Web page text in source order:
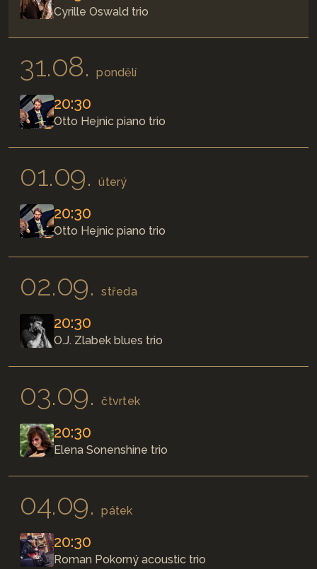
Cyrille Oswald trio
31.08.pondělí
20:30
Otto Hejnic piano trio
01.09.úterý
20:30
Otto Hejnic piano trio
02.09.středa
20:30
O.J. Zlabek blues trio
03.09.čtvrtek
20:30
Elena Sonenshine trio
04.09.pátek
20:30
Roman Pokorný acoustic trio